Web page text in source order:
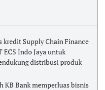
kredit Supply Chain Finance
ECS Indo Jaya untuk
distribusi produk
KB Bank memperluas bisnis